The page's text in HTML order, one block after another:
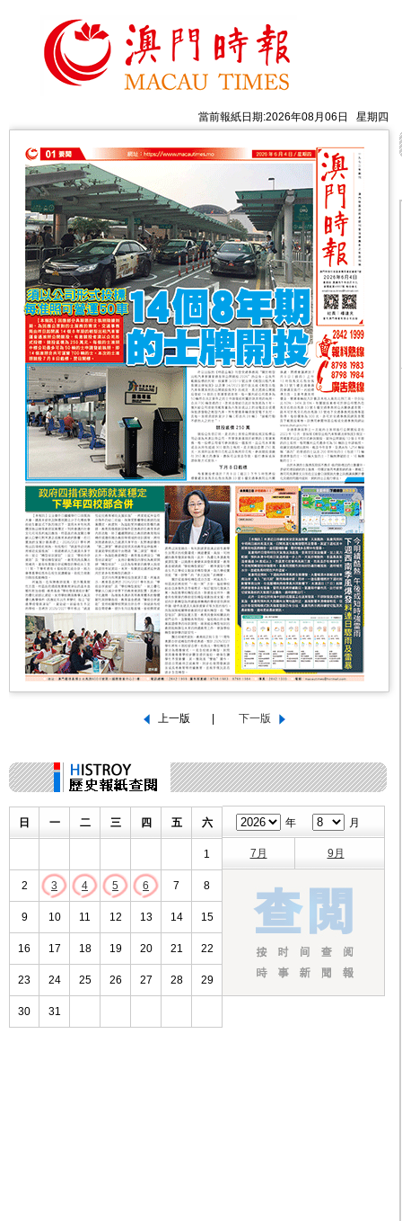
當前報紙日期:2026年08月06日 星期四
日 一 二 三 四 五 六
1
2 3 4 5 6 7 8
9 10 11 12 13 14 15
16 17 18 19 20 21 22
23 24 25 26 27 28 29
30 31
年 月
7月 9月